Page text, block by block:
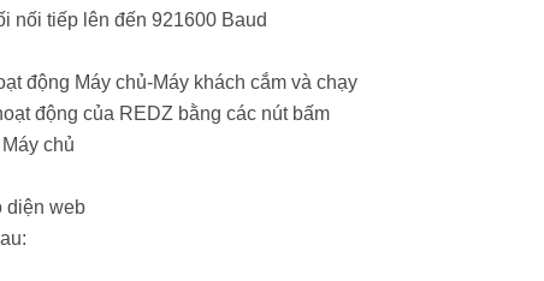
nối tiếp lên đến 921600 Baud
động Máy chủ-Máy khách cắm và chạy
động của REDZ bằng các nút bấm
chủ
diện web